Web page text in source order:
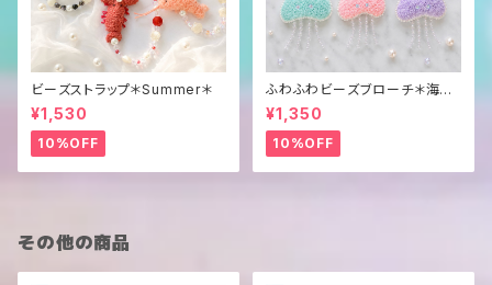
ビーズストラップ＊Summer＊
¥1,530
10%OFF
ふわふわビーズブローチ＊海の
生き物＊
¥1,350
10%OFF
その他の商品